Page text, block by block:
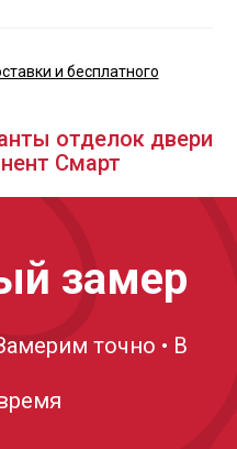
и бесплатного
отделок двери
Смарт
замер
точно • В